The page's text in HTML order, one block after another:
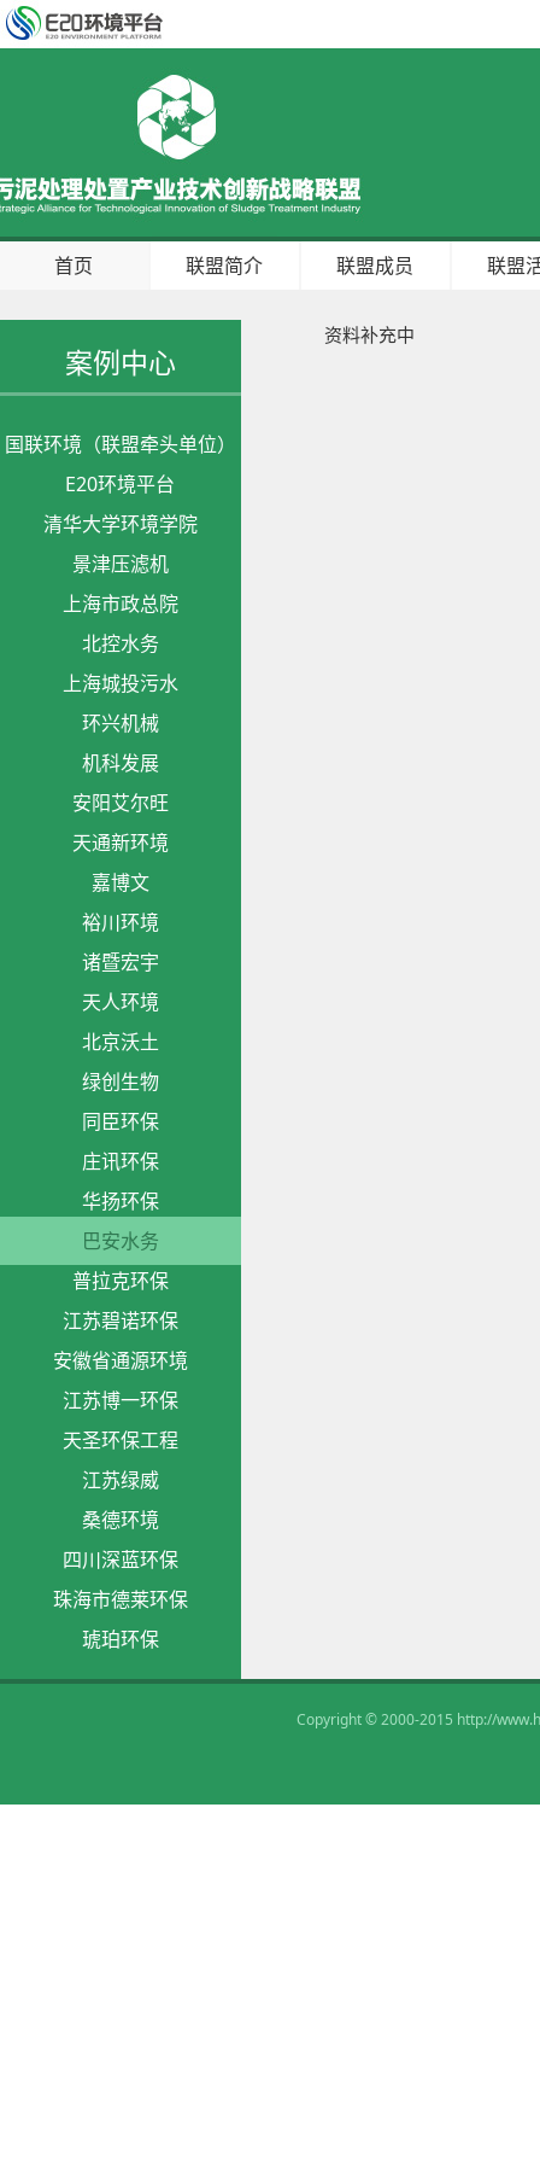
首页 联盟简介 联盟成员 联盟
案例中心
国联环境（联盟牵头单位）
E20环境平台
清华大学环境学院
景津压滤机
上海市政总院
北控水务
上海城投污水
环兴机械
机科发展
安阳艾尔旺
天通新环境
嘉博文
裕川环境
诸暨宏宇
天人环境
北京沃土
绿创生物
同臣环保
庄讯环保
华扬环保
巴安水务
普拉克环保
江苏碧诺环保
安徽省通源环境
江苏博一环保
天圣环保工程
江苏绿威
桑德环境
四川深蓝环保
珠海市德莱环保
琥珀环保
资料补充中
Copyright © 2000-2015 http://